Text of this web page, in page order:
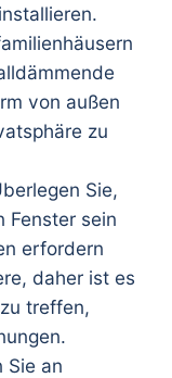
von außen
zu
Sie,
Fenster sein
erfordern
daher ist es
treffen,
Sie an